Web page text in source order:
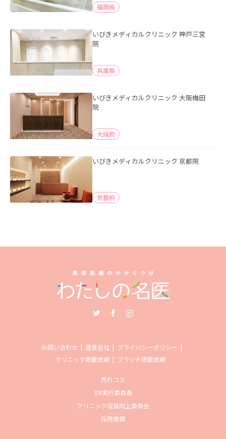
福岡県
いびきメディカルクリニック 神戸三宮
院
兵庫県
いびきメディカルクリニック 大阪梅田
院
大阪府
いびきメディカルクリニック 京都院
京都府
お問い合わせ 運営会社
プライバシーポリシー
クリニック掲載依頼
ブランド掲載依頼
売れコス
DX実行委員長
クリニック収益向上委員会
採用情報